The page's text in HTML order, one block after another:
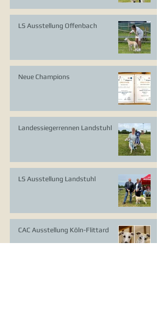
LS Ausstellung Offenbach
Neue Champions
Landessiegerrennen Landstuhl
LS Ausstellung Landstuhl
CAC Ausstellung Köln-Flittard